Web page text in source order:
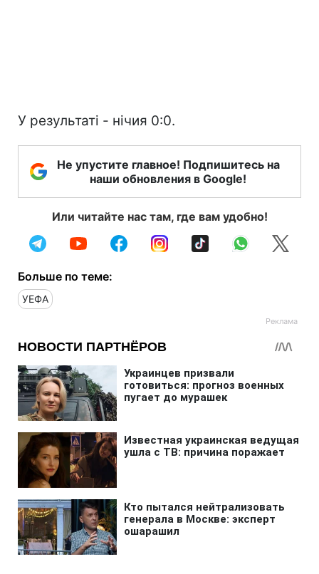
У результаті - нічия 0:0.
Не упустите главное! Подпишитесь на
наши обновления в Google!
Или читайте нас там, где вам удобно!
Больше по теме:
УЕФА